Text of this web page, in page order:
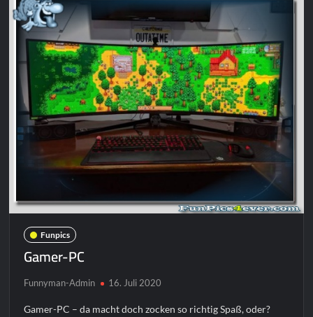
Funpics
Gamer-PC
Funnyman-Admin 16. Juli 2020
Gamer-PC – da macht doch zocken so richtig Spaß, oder?